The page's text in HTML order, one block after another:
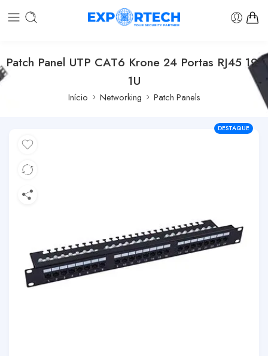
Patch Panel UTP CAT6 Krone 24 Portas RJ45 19″
1U
Início Networking Patch Panels
DESTAQUE